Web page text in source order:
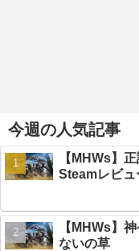
今週の人気記事
【MHWs】
Steamレビュ
【MHWs】
ないの草